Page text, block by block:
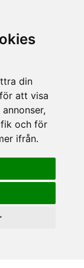
din
att visa
och för
ifrån.